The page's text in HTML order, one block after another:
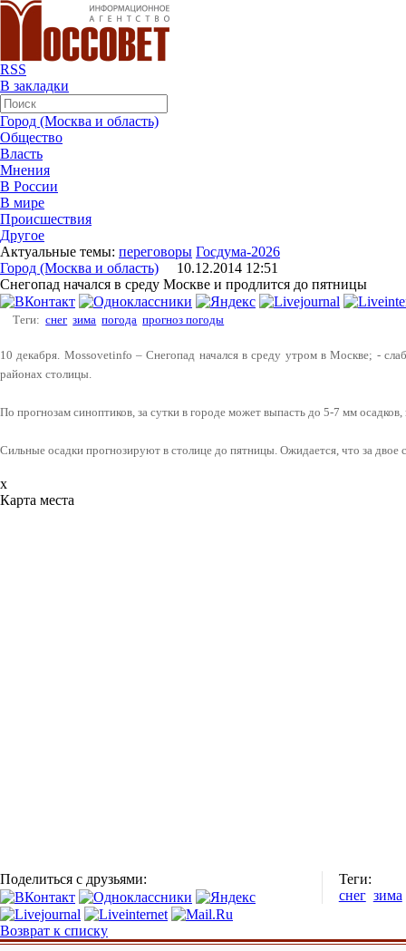
RSS
В закладки
Город (Москва и область)
Общество
Власть
Мнения
В России
В мире
Происшествия
Другое
Актуальные темы: переговоры Госдума-2026
Город (Москва и область) 10.12.2014 12:51
Снегопад начался в среду Москве и продлится до пятницы
Теги: снег зима погода прогноз погоды
10 декабря. Mossovetinfo – Снегопад начался в среду утром в Москве; -
районах столицы.
По прогнозам синоптиков, за сутки в городе может выпасть до 5-7 мм
Сильные осадки прогнозируют в столице до пятницы. Ожидается, что за двое
x
Карта места
Поделиться с друзьями:
Теги:
снег зима
Возврат к списку